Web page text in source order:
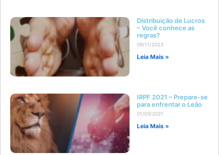
Distribuição de Lucros
– Você conhece as
regras?
09/11/2023
Leia Mais »
IRPF 2021 – Prepare-se
para enfrentar o Leão
01/03/2021
Leia Mais »